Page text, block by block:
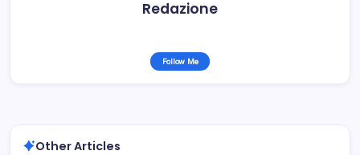
Redazione
Follow Me
Other Articles